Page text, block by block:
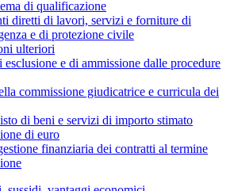
di qualificazione
diretti di lavori, servizi e forniture di
e di protezione civile
ulteriori
e di ammissione dalle procedure
commissione giudicatrice e curricula dei
di beni e servizi di importo stimato
di euro
finanziaria dei contratti al termine